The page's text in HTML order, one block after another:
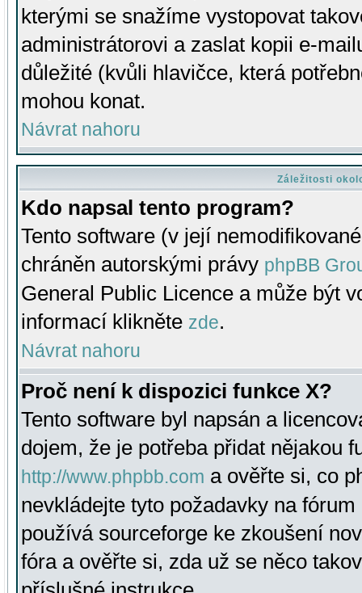
kterými se snažíme vystopovat
administrátorovi a zaslat kopii e-
důležité (kvůli hlavičce, která
mohou konat.
Návrat nahoru
Záležitosti
Kdo napsal tento program?
Tento software (v její
chráněn autorskými právy phpBB
General Public Licence a může být
informací klikněte zde.
Návrat nahoru
Proč není k dispozici funkce X?
Tento software byl napsán a
dojem, že je potřeba přidat nějakou
http://www.phpbb.com a ověřte si, co
nevkládejte tyto požadavky na
používá sourceforge ke zkoušení
fóra a ověřte si, zda už se něco